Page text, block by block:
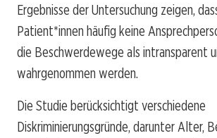
Ergebnisse der Untersuchung zeigen,
Patient*innen häufig keine
die Beschwerdewege als intransparent
wahrgenommen werden.
Die Studie berücksichtigt verschiedene
Diskriminierungsgründe, darunter Alter,